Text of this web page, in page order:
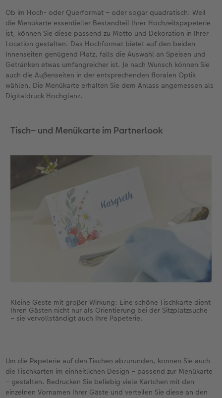
Ob im Hoch- oder Querformat – oder sogar quadratisch: Weil
die Menükarte essentieller Bestandteil Ihrer Hochzeitspapeterie
ist, können Sie diese passend zu Motto und Dekoration in Ihrer
Location gestalten. Das Hochformat bietet auf den beiden
Innenseiten genügend Platz, falls die Auswahl an Speisen und
Getränken etwas umfangreicher ist. Je nach Wunsch können Sie
auch die Außenseiten in der entsprechenden floralen Optik
wählen. Die Menükarte erhalten Sie dem Anlass angemessen als
Digitaldruck Hochglanz.
Tisch– und Menükarte im Partnerlook
Kleine Geste mit großer Wirkung: Eine schöne Tischkarte dient
Ihren Gästen nicht nur als Orientierung bei der Sitzplatzsuche
– sie vervollständigt auch Ihre Papeterie.
Um die Papeterie auf den Tischen abzurunden, können Sie auch
die Tischkarten im einheitlichen Design – passend zur Menükarte
– gestalten. Bedrucken Sie beliebig viele Kärtchen mit den
einzelnen Vornamen Ihrer Gäste und verteilen Sie diese an den